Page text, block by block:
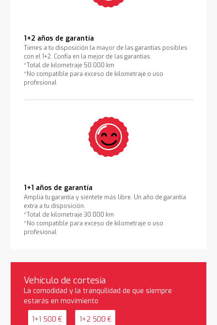
1+2 años de garantía
Tienes a tu disposición la mayor de las garantías posibles
con el 1+2. Confía en la mejor de las garantías.
*Total de kilometraje 50.000 km
*No compatible para exceso de kilometraje o uso
profesional
1+1 años de garantía
Amplía tu garantía y siéntete más libre. Un año de garantía
extra a tu disposición.
*Total de kilometraje 30.000 km
*No compatible para exceso de kilometraje o uso
profesional
Vehículo de cortesía
La comodidad y la tranquilidad de que siempre
estarás en movimiento
1+1 500 € 1+2 500 €